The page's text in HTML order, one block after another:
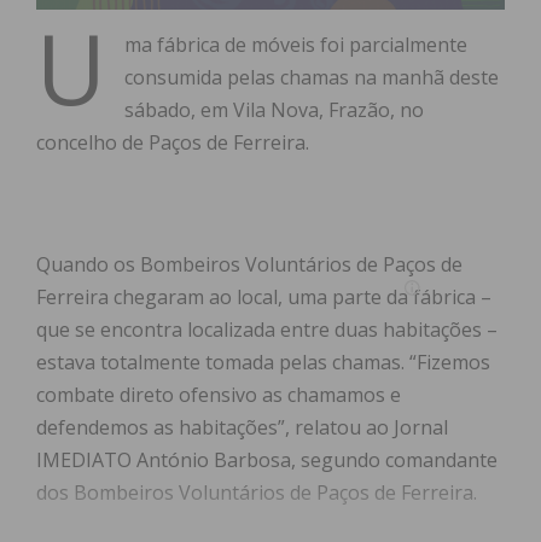
U
ma fábrica de móveis foi parcialmente
consumida pelas chamas na manhã deste
sábado, em Vila Nova, Frazão, no
concelho de Paços de Ferreira.
Quando os Bombeiros Voluntários de Paços de
Ferreira chegaram ao local, uma parte da fábrica –
que se encontra localizada entre duas habitações –
estava totalmente tomada pelas chamas. “Fizemos
combate direto ofensivo as chamamos e
defendemos as habitações”, relatou ao Jornal
IMEDIATO António Barbosa, segundo comandante
dos Bombeiros Voluntários de Paços de Ferreira.